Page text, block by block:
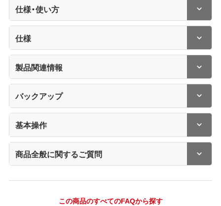
仕様・使い方
仕様
製品関連情報
バックアップ
基本操作
商品全般に関するご質問
この商品のすべてのFAQから探す